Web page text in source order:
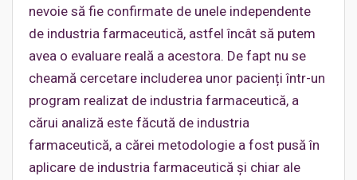
nevoie să fie confirmate de unele independente
de industria farmaceutică, astfel încât să putem
avea o evaluare reală a acestora. De fapt nu se
cheamă cercetare includerea unor pacienți într-un
program realizat de industria farmaceutică, a
cărui analiză este făcută de industria
farmaceutică, a cărei metodologie a fost pusă în
aplicare de industria farmaceutică și chiar ale